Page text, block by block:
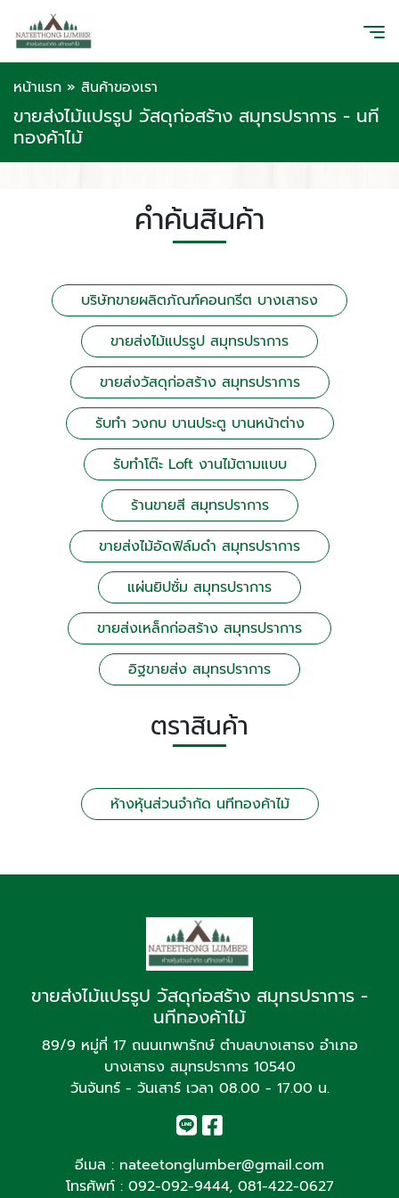
หน้าแรก » สินค้าของเรา
ขายส่งไม้แปรรูป วัสดุก่อสร้าง สมุทรปราการ - นที
ทองค้าไม้
คำค้นสินค้า
บริษัทขายผลิตภัณฑ์คอนกรีต บางเสาธง
ขายส่งไม้แปรรูป สมุทรปราการ
ขายส่งวัสดุก่อสร้าง สมุทรปราการ
รับทำ วงกบ บานประตู บานหน้าต่าง
รับทำโต๊ะ Loft งานไม้ตามแบบ
ร้านขายสี สมุทรปราการ
ขายส่งไม้อัดฟิล์มดำ สมุทรปราการ
แผ่นยิปซั่ม สมุทรปราการ
ขายส่งเหล็กก่อสร้าง สมุทรปราการ
อิฐขายส่ง สมุทรปราการ
ตราสินค้า
ห้างหุ้นส่วนจำกัด นทีทองค้าไม้
ขายส่งไม้แปรรูป วัสดุก่อสร้าง สมุทรปราการ -
นทีทองค้าไม้
89/9 หมู่ที่ 17 ถนนเทพารักษ์ ตำบลบางเสาธง อำเภอ
บางเสาธง สมุทรปราการ 10540
วันจันทร์ - วันเสาร์ เวลา 08.00 - 17.00 น.
อีเมล : nateetonglumber@gmail.com
โทรศัพท์ : 092-092-9444, 081-422-0627